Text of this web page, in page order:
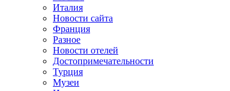
Италия
Новости сайта
Франция
Разное
Новости отелей
Достопримечательности
Турция
Музеи